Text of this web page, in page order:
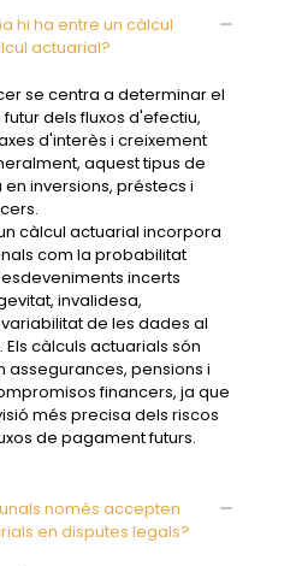
hi ha entre un càlcul
actuarial?
se centra a determinar el
dels fluxos d'efectiu,
d'interès i creixement
aquest tipus de
inversions, préstecs i
càlcul actuarial incorpora
com la probabilitat
incerts
invalidesa,
de les dades al
càlculs actuarials són
assegurances, pensions i
financers, ja que
més precisa dels riscos
de pagament futurs.
només accepten
en disputes legals?